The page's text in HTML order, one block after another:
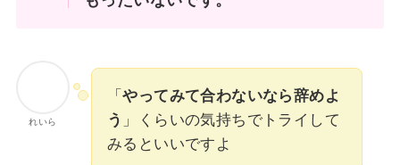
れいら
「やってみて合わないなら辞めよ
う 」くらいの気持ちでトライして
みるといいですよ